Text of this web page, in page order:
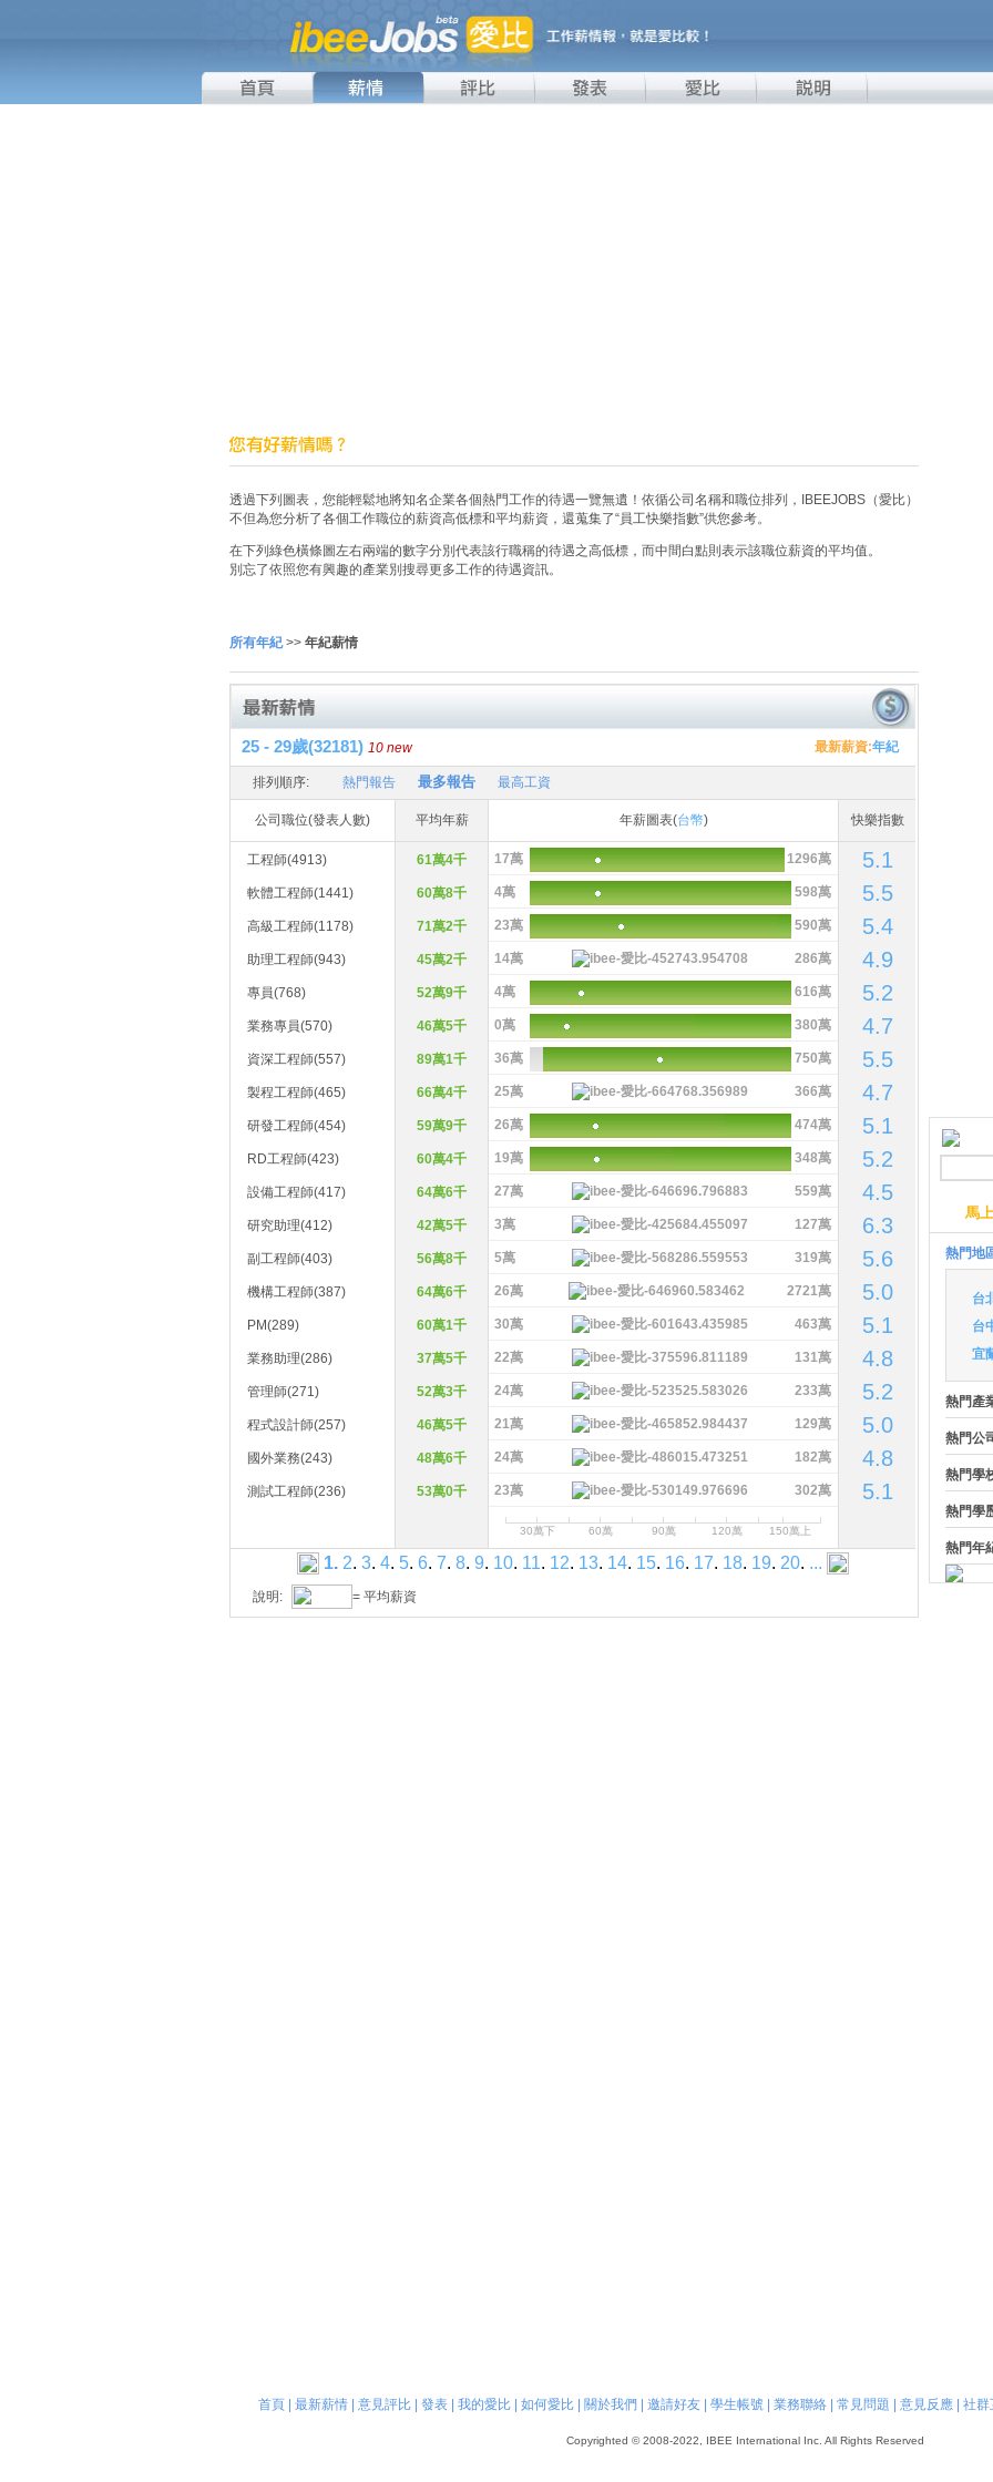
透過下列圖表，您能輕鬆地將知名企業各個熱門工作的待遇一覽無遺！依循公司名稱和職位排列，IBEEJOBS（愛比）
不但為您分析了各個工作職位的薪資高低標和平均薪資，還蒐集了“員工快樂指數”供您參考。
在下列綠色橫條圖左右兩端的數字分別代表該行職稱的待遇之高低標，而中間白點則表示該職位薪資的平均值。
別忘了依照您有興趣的產業別搜尋更多工作的待遇資訊。
所有年紀>> 年紀薪情
25 - 29歲(32181) 10 new 最新薪資:年紀
排列順序: 熱門報告 最多報告 最高工資
公司職位(發表人數) 平均年薪 年薪圖表(台幣) 快樂指數
工程師(4913) 61萬4千 17萬 1296萬 5.1
軟體工程師(1441) 60萬8千 4萬 598萬 5.5
高級工程師(1178) 71萬2千 23萬 590萬 5.4
助理工程師(943) 45萬2千 14萬 286萬 4.9
專員(768) 52萬9千 4萬 616萬 5.2
業務專員(570) 46萬5千 0萬 380萬 4.7
資深工程師(557) 89萬1千 36萬 750萬 5.5
製程工程師(465) 66萬4千 25萬 366萬 4.7
研發工程師(454) 59萬9千 26萬 474萬 5.1
RD工程師(423) 60萬4千 19萬 348萬 5.2
設備工程師(417) 64萬6千 27萬 559萬 4.5
研究助理(412) 42萬5千 3萬 127萬 6.3
副工程師(403) 56萬8千 5萬 319萬 5.6
機構工程師(387) 64萬6千 26萬 2721萬 5.0
PM(289) 60萬1千 30萬 463萬 5.1
業務助理(286) 37萬5千 22萬 131萬 4.8
管理師(271) 52萬3千 24萬 233萬 5.2
程式設計師(257) 46萬5千 21萬 129萬 5.0
國外業務(243) 48萬6千 24萬 182萬 4.8
測試工程師(236) 53萬0千 23萬 302萬 5.1
30萬下 60萬 90萬 120萬 150萬上
1. 2. 3. 4. 5. 6. 7. 8. 9. 10. 11. 12. 13. 14. 15. 16. 17. 18. 19. 20. ...
說明: = 平均薪資
馬
熱門地
台
台
宜
熱門產
熱門公
熱門學
熱門學
熱門年
首頁| 最新薪情| 意見評比| 發表| 我的愛比| 如何愛比| 關於我們 邀請好友| 學生帳號| 業務聯絡| 常見問題 意見反應| 社群
Copyrighted © 2008-2022, IBEE International Inc. All Rights Reserved